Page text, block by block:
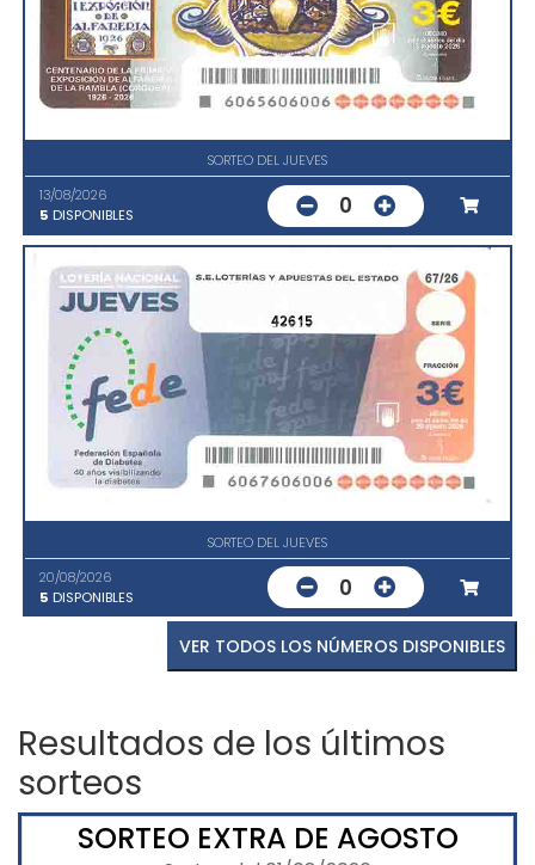
SORTEO DEL JUEVES
13/08/2026
5 DISPONIBLES 0
42615
SORTEO DEL JUEVES
20/08/2026
5 DISPONIBLES 0
VER TODOS LOS NÚMEROS DISPONIBLES
Resultados de los últimos
sorteos
SORTEO EXTRA DE AGOSTO